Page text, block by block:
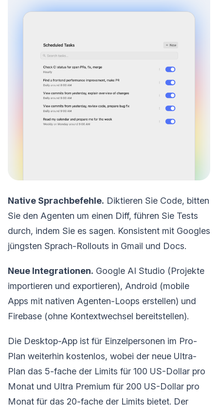
Native Sprachbefehle. Diktieren Sie Code, bitten
Sie den Agenten um einen Diff, führen Sie Tests
durch, indem Sie es sagen. Konsistent mit Googles
jüngsten Sprach-Rollouts in Gmail und Docs.
Neue Integrationen. Google AI Studio (Projekte
importieren und exportieren), Android (mobile
Apps mit nativen Agenten-Loops erstellen) und
Firebase (ohne Kontextwechsel bereitstellen).
Die Desktop-App ist für Einzelpersonen im Pro-
Plan weiterhin kostenlos, wobei der neue Ultra-
Plan das 5-fache der Limits für 100 US-Dollar pro
Monat und Ultra Premium für 200 US-Dollar pro
Monat für das 20-fache der Limits bietet. Der